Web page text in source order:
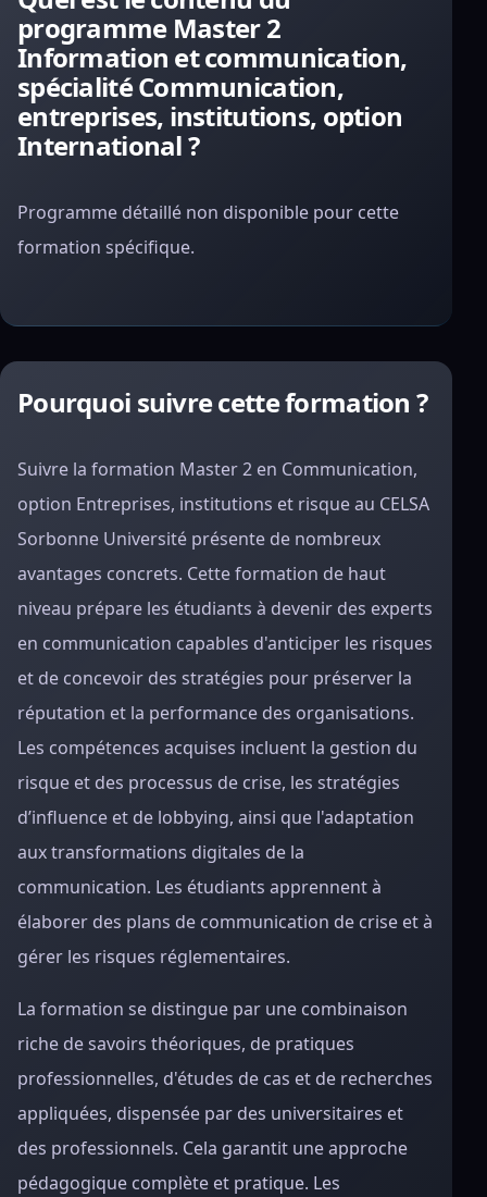
programme Master 2
Information et communication,
spécialité Communication,
entreprises, institutions, option
International ?
Programme détaillé non disponible pour cette
formation spécifique.
Pourquoi suivre cette formation ?
Suivre la formation Master 2 en Communication,
option Entreprises, institutions et risque au CELSA
Sorbonne Université présente de nombreux
avantages concrets. Cette formation de haut
niveau prépare les étudiants à devenir des experts
en communication capables d'anticiper les risques
et de concevoir des stratégies pour préserver la
réputation et la performance des organisations.
Les compétences acquises incluent la gestion du
risque et des processus de crise, les stratégies
d’influence et de lobbying, ainsi que l'adaptation
aux transformations digitales de la
communication. Les étudiants apprennent à
élaborer des plans de communication de crise et à
gérer les risques réglementaires.
La formation se distingue par une combinaison
riche de savoirs théoriques, de pratiques
professionnelles, d'études de cas et de recherches
appliquées, dispensée par des universitaires et
des professionnels. Cela garantit une approche
pédagogique complète et pratique. Les